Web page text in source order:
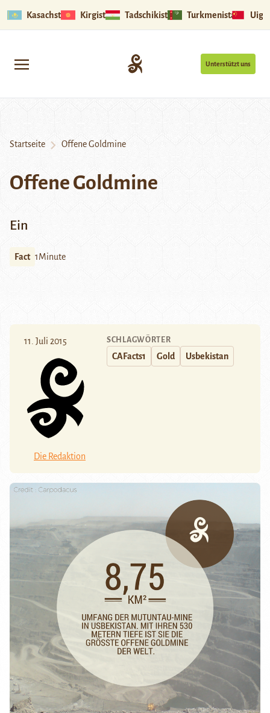
Kasachstan Kirgistan Tadschikistan Turkmenistan
Unterstützt uns
Startseite Offene Goldmine
Offene Goldmine
Ein
Fact 1Minute
11. Juli 2015
Die Redaktion
SCHLAGWÖRTER
CAFacts1 Gold Usbekistan